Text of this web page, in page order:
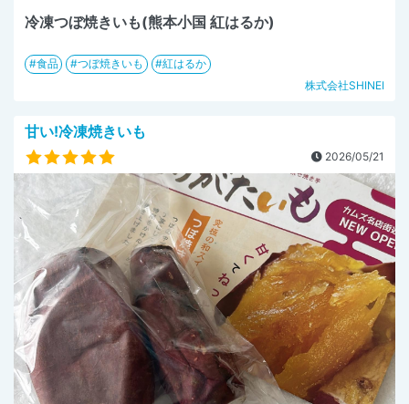
冷凍つぼ焼きいも(熊本小国 紅はるか)
食品 つぼ焼きいも
紅はるか
株式会社SHINEI
甘い!冷凍焼きいも
2026/05/21